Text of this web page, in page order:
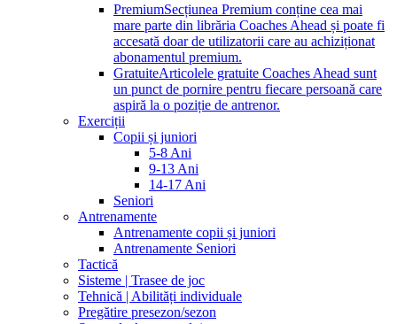
PremiumSecțiunea Premium conține cea mai
mare parte din librăria Coaches Ahead și poate fi
accesată doar de utilizatorii care au achiziționat
abonamentul premium.
GratuiteArticolele gratuite Coaches Ahead sunt
un punct de pornire pentru fiecare persoană care
aspiră la o poziție de antrenor.
Exerciții
Copii și juniori
5-8 Ani
9-13 Ani
14-17 Ani
Seniori
Antrenamente
Antrenamente copii și juniori
Antrenamente Seniori
Tactică
Sisteme | Trasee de joc
Tehnică | Abilități individuale
Pregătire presezon/sezon